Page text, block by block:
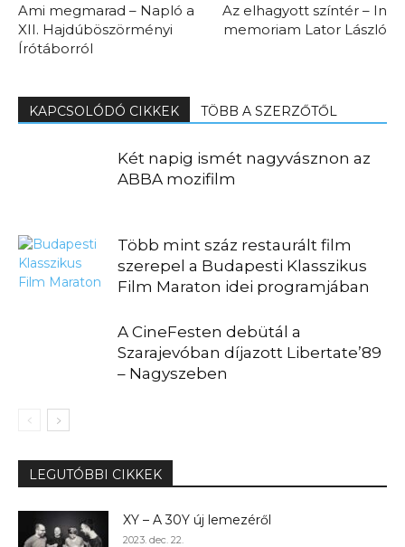
Ami megmarad – Napló a
XII. Hajdúböszörményi
Írótáborról
Az elhagyott színtér – In
memoriam Lator László
KAPCSOLÓDÓ CIKKEK TÖBB A SZERZŐTŐL
Két napig ismét nagyvásznon az
ABBA mozifilm
Több mint száz restaurált film
szerepel a Budapesti Klasszikus
Film Maraton idei programjában
A CineFesten debütál a
Szarajevóban díjazott Libertate’89
– Nagyszeben
LEGUTÓBBI CIKKEK
XY – A 30Y új lemezéről
2023. dec. 22.